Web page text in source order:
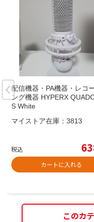
配信機器・PA機器・レコ
ング機器 HYPERX
S White
マイストア在庫： 3813
税込
カートに入れる
このカ